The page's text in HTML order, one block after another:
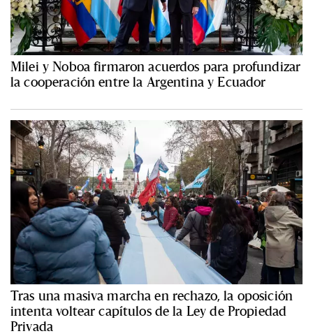
Milei y Noboa firmaron acuerdos para profundizar
la cooperación entre la Argentina y Ecuador
Tras una masiva marcha en rechazo, la oposición
intenta voltear capítulos de la Ley de Propiedad
Privada